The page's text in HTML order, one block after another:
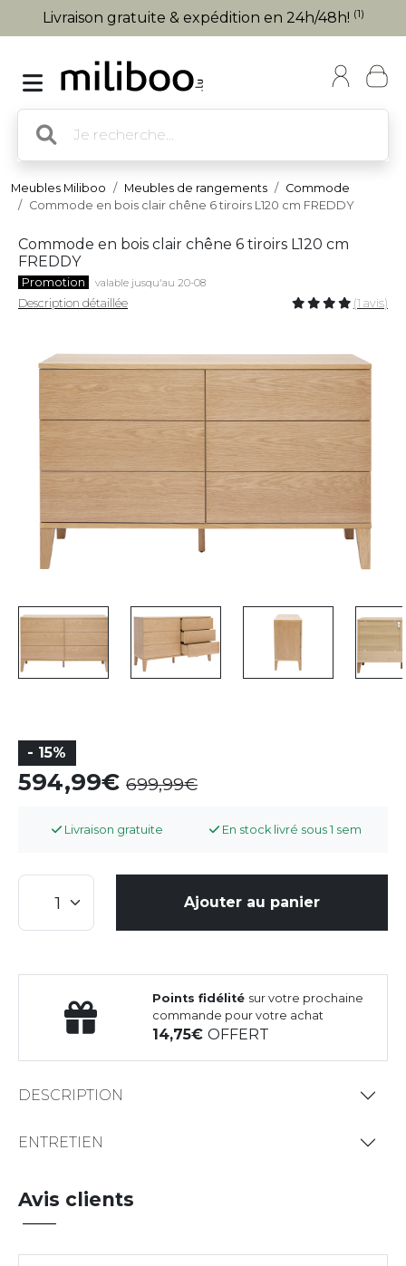
Livraison gratuite & expédition en 24h/48h! (1)
Meubles Miliboo Meubles de rangements
Commode
Commode en bois clair chêne 6 tiroirs L120 cm FREDDY
Commode en bois clair chêne 6 tiroirs L120 cm
FREDDY
Promotion valable jusqu'au 20-08
Description détaillée (1 avis)
- 15%
594,99 699,99
Livraison gratuite En stock livré sous 1 sem
Ajouter au panier
Points fidélité sur votre prochaine
commande pour votre achat
14,75OFFERT
DESCRIPTION
ENTRETIEN
Avis clients